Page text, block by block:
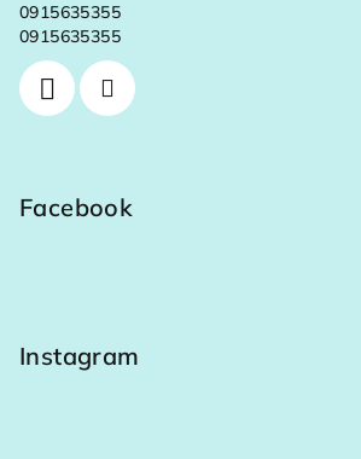
0915635355
0915635355
Facebook
Instagram